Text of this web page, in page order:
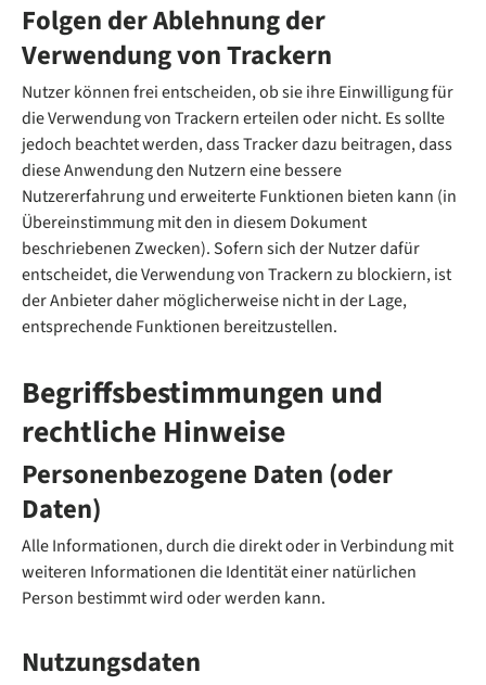
Folgen der Ablehnung der
Verwendung von Trackern
Nutzer können frei entscheiden, ob sie ihre Einwilligung für
die Verwendung von Trackern erteilen oder nicht. Es sollte
jedoch beachtet werden, dass Tracker dazu beitragen, dass
diese Anwendung den Nutzern eine bessere
Nutzererfahrung und erweiterte Funktionen bieten kann (in
Übereinstimmung mit den in diesem Dokument
beschriebenen Zwecken). Sofern sich der Nutzer dafür
entscheidet, die Verwendung von Trackern zu blockiern, ist
der Anbieter daher möglicherweise nicht in der Lage,
entsprechende Funktionen bereitzustellen.
Begriffsbestimmungen und
rechtliche Hinweise
Personenbezogene Daten (oder
Daten)
Alle Informationen, durch die direkt oder in Verbindung mit
weiteren Informationen die Identität einer natürlichen
Person bestimmt wird oder werden kann.
Nutzungsdaten